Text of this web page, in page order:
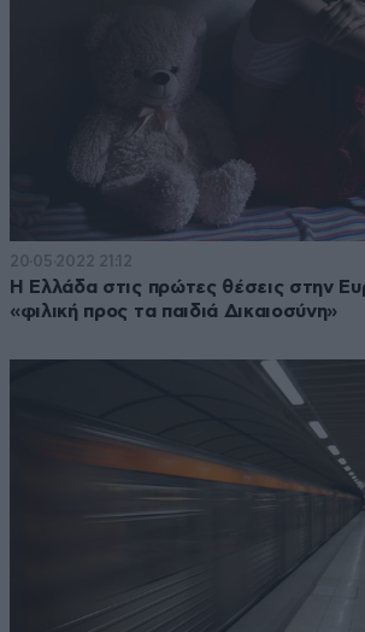
20·05·2022 21:12
Η Ελλάδα στις πρώτες θέσεις στην
«φιλική προς τα παιδιά Δικαιοσύνη»